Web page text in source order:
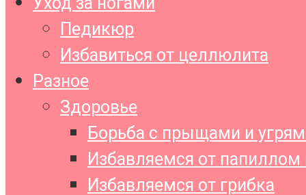
Педикюр
Избавиться от целлюлита
Разное
Здоровье
Борьба с прыщами и
Избавляемся от папиллом
Избавляемся от грибка